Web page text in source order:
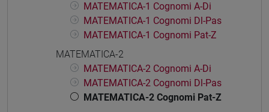
MATEMATICA-1 Cognomi A-Di
MATEMATICA-1 Cognomi Dl-Pas
MATEMATICA-1 Cognomi Pat-Z
MATEMATICA-2
MATEMATICA-2 Cognomi A-Di
MATEMATICA-2 Cognomi Dl-Pas
MATEMATICA-2 Cognomi Pat-Z